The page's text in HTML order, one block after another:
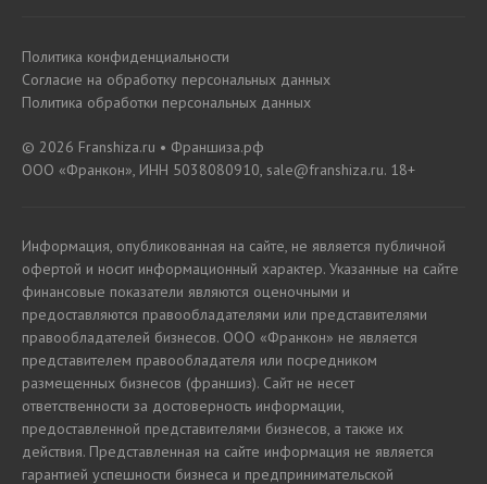
Политика конфиденциальности
Согласие на обработку персональных данных
Политика обработки персональных данных
© 2026 Franshiza.ru • Франшиза.рф
ООО «Франкон», ИНН 5038080910, sale@franshiza.ru. 18+
Информация, опубликованная на сайте, не является публичной
офертой и носит информационный характер. Указанные на сайте
финансовые показатели являются оценочными и
предоставляются правообладателями или представителями
правообладателей бизнесов. ООО «Франкон» не является
представителем правообладателя или посредником
размещенных бизнесов (франшиз). Сайт не несет
ответственности за достоверность информации,
предоставленной представителями бизнесов, а также их
действия. Представленная на сайте информация не является
гарантией успешности бизнеса и предпринимательской